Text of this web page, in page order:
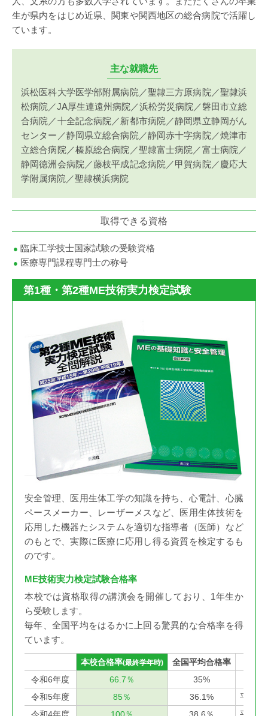
生が県内をはじめ近県、関東や関西地区の総合病院で活躍し
ています。
主な就職先
浜松医科大学医学部附属病院／聖隷三方原病院／聖隷浜
松病院／JA厚生連遠州病院／浜松労災病院／磐田市立総
合病院／十全記念病院／新都市病院／静岡県立静岡がん
センター／静岡県立総合病院／静岡赤十字病院／焼津市
立総合病院／榛原総合病院／聖隷富士病院／富士病院／
静岡徳洲会病院／藤枝平成記念病院／甲賀病院／慶応大
学附属病院／聖隷横浜病院
取得できる資格
● 臨床工学技士国家試験の受験資格
● 医療専門課程専門士の称号
第1種・第2種ME技術実力検定試験
安全管理、医用生体工学の知識を持ち、心電計、心臓
ペースメーカー、レーザーメスなど、医用生体技術を
応用した機器たシステムを適切な指導者（医師）など
のもとで、実際に医療に応用し得る資質を検定するも
のです。
ME技術実力検定試験合格率
本校では資格取得の講演会を開催しており、1年生か
ら受験します。
毎年、全国平均をはるかに上回る驚異的な合格率を得
ています。
本校合格率(最終学年時)
全国平均合格率
令和6年度
66.7％
35%
令和5年度
85％ 36.1%
平成26